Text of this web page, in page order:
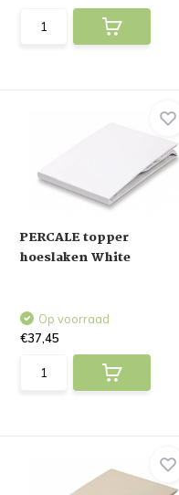
PERCALE topper
hoeslaken White
Op voorraad
€37,45